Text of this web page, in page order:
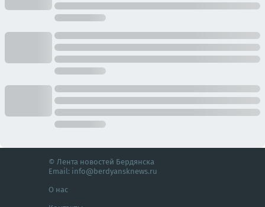
© Лента новостей Бердянска
Email: info@berdyansknews.ru
О нас